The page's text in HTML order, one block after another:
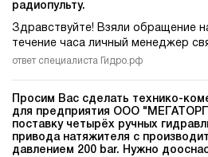
радиопульту.
Здравствуйте! Взяли обращение
течение часа личный менеджер
ответ специалиста Гидро.рф
Просим Вас сделать технико-
для предприятия ООО
поставку четырёх ручных
привода натяжителя c
давлением 200 bar. Нужно